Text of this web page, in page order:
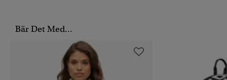
Bär Det Med...